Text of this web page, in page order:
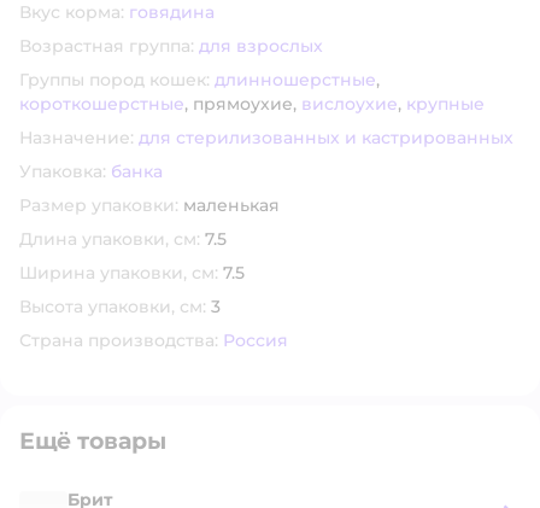
Вкус корма: говядина
Возрастная группа: для взрослых
Группы пород кошек: длинношерстные,
короткошерстные, прямоухие, вислоухие, крупные
Назначение: для стерилизованных и кастрированных
Упаковка: банка
Размер упаковки: маленькая
Длина упаковки, см: 7.5
Ширина упаковки, см: 7.5
Высота упаковки, см: 3
Страна производства: Россия
Ещё товары
Брит